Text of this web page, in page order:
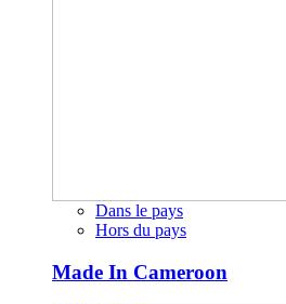
Dans le pays
Hors du pays
Made In Cameroon